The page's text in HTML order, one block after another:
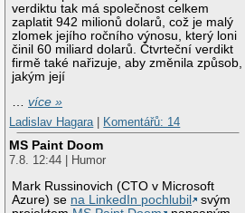
verdiktu tak má společnost celkem
zaplatit 942 milionů dolarů, což je malý
zlomek jejího ročního výnosu, který loni
činil 60 miliard dolarů. Čtvrteční verdikt
firmě také nařizuje, aby změnila způsob,
jakým její
…více »
Ladislav Hagara
Komentářů: 14
MS Paint Doom
7.8. 12:44 | Humor
Mark Russinovich (CTO v Microsoft
Azure) se na LinkedIn pochlubil
svým